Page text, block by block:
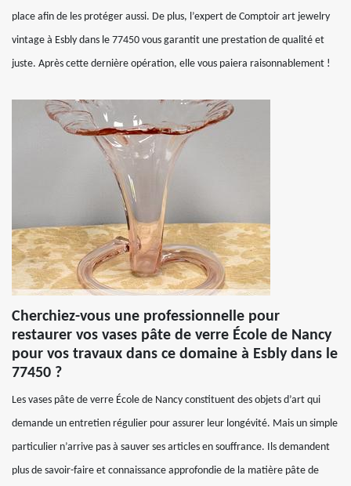
place afin de les protéger aussi. De plus, l’expert de Comptoir art jewelry
vintage à Esbly dans le 77450 vous garantit une prestation de qualité et
juste. Après cette dernière opération, elle vous paiera raisonnablement !
Cherchiez-vous une professionnelle pour
restaurer vos vases pâte de verre École de Nancy
pour vos travaux dans ce domaine à Esbly dans le
77450 ?
Les vases pâte de verre École de Nancy constituent des objets d’art qui
demande un entretien régulier pour assurer leur longévité. Mais un simple
particulier n’arrive pas à sauver ses articles en souffrance. Ils demandent
plus de savoir-faire et connaissance approfondie de la matière pâte de